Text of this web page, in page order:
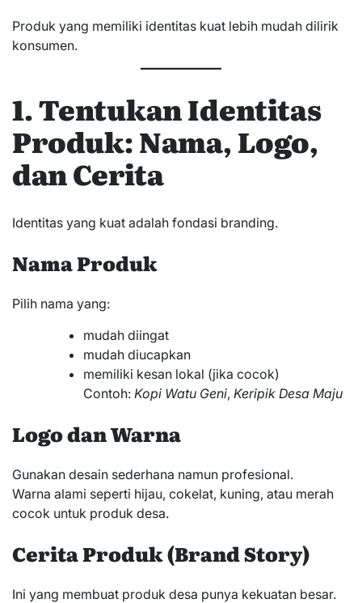
Produk yang memiliki identitas kuat lebih mudah dilirik
konsumen.
1. Tentukan Identitas
Produk: Nama, Logo,
dan Cerita
Identitas yang kuat adalah fondasi branding.
Nama Produk
Pilih nama yang:
mudah diingat
mudah diucapkan
memiliki kesan lokal (jika cocok)
Contoh: Kopi Watu Geni, Keripik Desa Maju
Logo dan Warna
Gunakan desain sederhana namun profesional.
Warna alami seperti hijau, cokelat, kuning, atau merah
cocok untuk produk desa.
Cerita Produk (Brand Story)
Ini yang membuat produk desa punya kekuatan besar.